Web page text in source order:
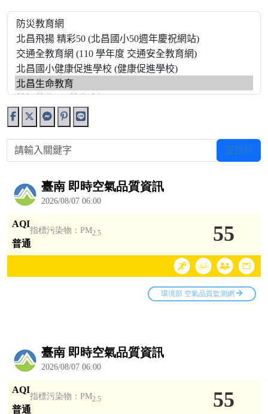
請輸入關鍵字 查百科